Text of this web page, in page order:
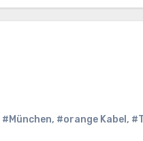
#München, #orange Kabel ,